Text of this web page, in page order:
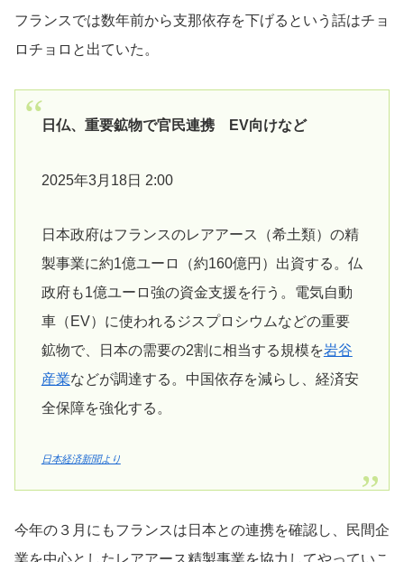
フランスでは数年前から支那依存を下げるという話はチョ
ロチョロと出ていた。
日仏、重要鉱物で官民連携 EV向けなど
2025年3月18日 2:00
日本政府はフランスのレアアース（希土類）の精
製事業に約1億ユーロ（約160億円）出資する。仏
政府も1億ユーロ強の資金支援を行う。電気自動
車（EV）に使われるジスプロシウムなどの重要
鉱物で、日本の需要の2割に相当する規模を岩谷
産業などが調達する。中国依存を減らし、経済安
全保障を強化する。
日本経済新聞より
今年の３月にもフランスは日本との連携を確認し、民間企